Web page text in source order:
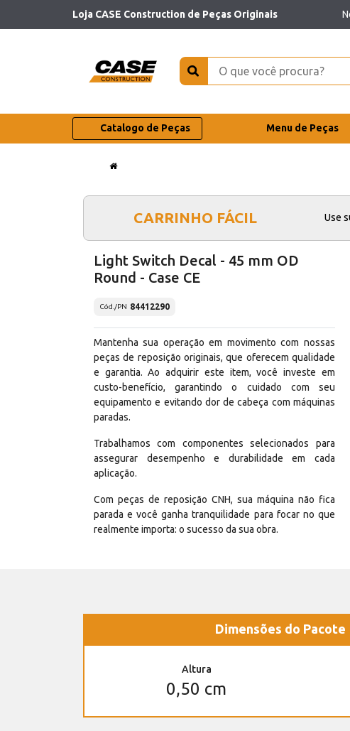
Loja CASE Construction de Peças Originais
Catalogo de Peças Menu de Peças
CARRINHO FÁCIL Use
Light Switch Decal - 45 mm OD
Round - Case CE
Cód./PN 84412290
Mantenha sua operação em movimento com nossas
peças de reposição originais, que oferecem qualidade
e garantia. Ao adquirir este item, você investe em
custo-benefício, garantindo o cuidado com seu
equipamento e evitando dor de cabeça com máquinas
paradas.
Trabalhamos com componentes selecionados para
assegurar desempenho e durabilidade em cada
aplicação.
Com peças de reposição CNH, sua máquina não fica
parada e você ganha tranquilidade para focar no que
realmente importa: o sucesso da sua obra.
Dimensões do Pacote
Altura
0,50 cm